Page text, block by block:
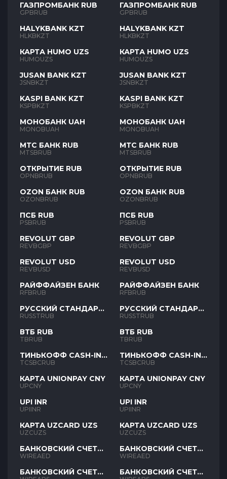
ГАЗПРОМБАНК RUB
GPBRUB
HALYKBANK KZT
HLKBKZT
КАРТА HUMO UZS
HUMOUZS
JUSAN BANK KZT
JSNBKZT
KASPI BANK KZT
KSPBKZT
МОНОБАНК UAH
MONOBUAH
МТС БАНК RUB
MTSBRUB
ОТКРЫТИЕ RUB
OPNBRUB
OZON БАНК RUB
OZONBRUB
ПСБ RUB
PSBRUB
REVOLUT GBP
REVBGBP
REVOLUT USD
REVBUSD
РАЙФФАЙЗЕН БАНК
RFBRUB
РУССКИЙ СТАНДАРТ
RUB
RUSSTRUB
ВТБ RUB
TBRUB
ТИНЬКОФФ CASH-IN
RUB
TCSBCRUB
КАРТА UNIONPAY CNY
UPCNY
UPI INR
UPIINR
КАРТА UZCARD UZS
UZCUZS
БАНКОВСКИЙ СЧЕТ
AED
WIREAED
БАНКОВСКИЙ СЧЕТ
ГАЗПРОМБАНК RUB
GPBRUB
HALYKBANK KZT
HLKBKZT
КАРТА HUMO UZS
HUMOUZS
JUSAN BANK KZT
JSNBKZT
KASPI BANK KZT
KSPBKZT
МОНОБАНК UAH
MONOBUAH
МТС БАНК RUB
MTSBRUB
ОТКРЫТИЕ RUB
OPNBRUB
OZON БАНК RUB
OZONBRUB
ПСБ RUB
PSBRUB
REVOLUT GBP
REVBGBP
REVOLUT USD
REVBUSD
РАЙФФАЙЗЕН БАНК
RFBRUB
РУССКИЙ СТАНДАРТ
RUB
RUSSTRUB
ВТБ RUB
TBRUB
ТИНЬКОФФ CASH-IN
RUB
TCSBCRUB
КАРТА UNIONPAY CNY
UPCNY
UPI INR
UPIINR
КАРТА UZCARD UZS
UZCUZS
БАНКОВСКИЙ СЧЕТ
AED
WIREAED
БАНКОВСКИЙ СЧЕТ